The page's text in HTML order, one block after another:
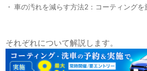
車の汚れを減らす方法2：コーティングを
それぞれについて解説します。